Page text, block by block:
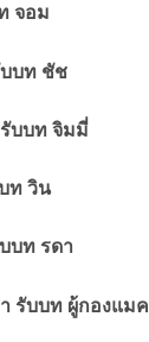
จอม
บท ชัช
บบท จิมมี่
ท วิน
บท รดา
รับบท ผู้กองแมค